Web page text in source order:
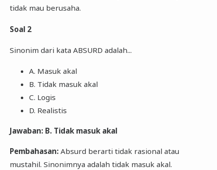
tidak mau berusaha.
Soal 2
Sinonim dari kata ABSURD adalah...
A. Masuk akal
B. Tidak masuk akal
C. Logis
D. Realistis
Jawaban: B. Tidak masuk akal
Pembahasan:Absurd berarti tidak rasional atau
mustahil. Sinonimnya adalah tidak masuk akal.